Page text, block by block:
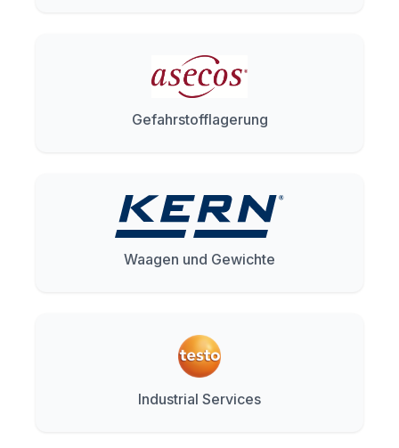
Gefahrstofflagerung
Waagen und Gewichte
Industrial Services